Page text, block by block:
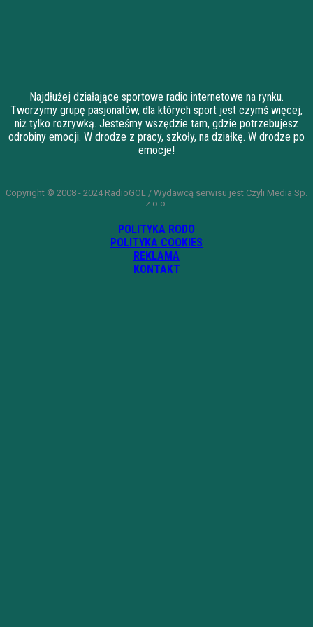
Najdłużej działające sportowe radio internetowe na rynku.
Tworzymy grupę pasjonatów, dla których sport jest czymś więcej,
niż tylko rozrywką. Jesteśmy wszędzie tam, gdzie potrzebujesz
odrobiny emocji. W drodze z pracy, szkoły, na działkę. W drodze po
emocje!
Copyright © 2008 - 2024 RadioGOL / Wydawcą serwisu jest Czyli Media Sp.
z o.o.
POLITYKA RODO
POLITYKA COOKIES
REKLAMA
KONTAKT